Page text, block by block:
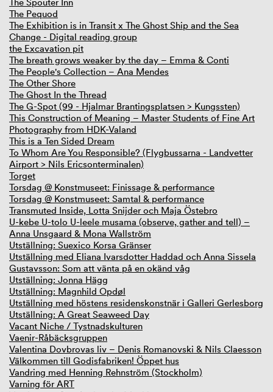
The Pequod
The Exhibition is in Transit x The Ghost Ship and the Sea
Change - Digital reading group
the Excavation pit
The breath grows weaker by the day – Emma & Conti
The People's Collection – Ana Mendes
The Other Shore
The Ghost In the Thread
The G-Spot (99 - Hjalmar Brantingsplatsen > Kungssten)
This Construction of Meaning – Master Students of Fine Art
Photography from HDK-Valand
This is a Ten Sided Dream
To Whom Are You Responsible? (Flygbussarna - Landvetter
Airport > Nils Ericsonterminalen)
Torget
Torsdag @ Konstmuseet: Finissage & performance
Torsdag @ Konstmuseet: Samtal & performance
Transmuted Inside, Lotta Snijder och Maja Östebro
U-kebe U-tolo U-leele musama (observe, gather and tell) –
Anna Unsgaard & Mona Wallström
Utställning: Suexico Korsa Gränser
Utställning med Eliana Ivarsdotter Haddad och Anna Sissela
Gustavsson: Som att vänta på en okänd våg
Utställning: Jonna Hägg
Utställning: Magnhild Opdøl
Utställning med höstens residenskonstnär i Galleri Gerlesborg
Utställning: A Great Seaweed Day
Vacant Niche / Tystnadskulturen
Vaenir-Råbäcksgruppen
Valentina Dovbrovas liv – Denis Romanovski & Nils Claesson
Välkommen till Godisfabriken! Öppet hus
Vandring med Henning Rehnström (Stockholm)
Varning för ART